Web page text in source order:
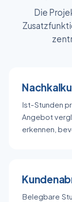
Die
Ist-Stunden
Angebot
erkennen,
Belegbare